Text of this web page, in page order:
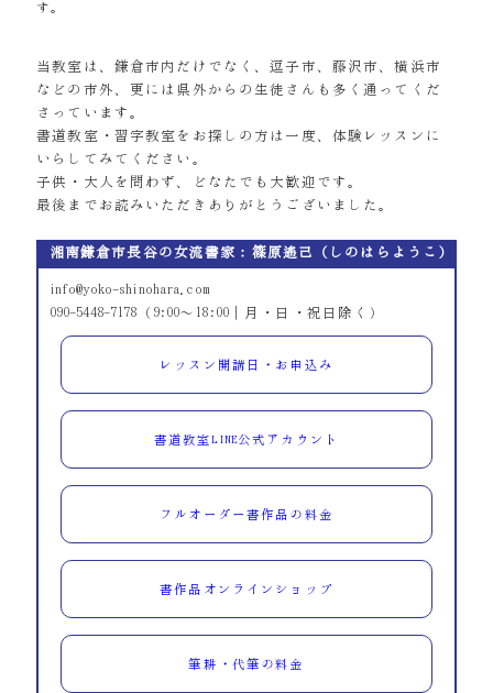
す。
当教室は、鎌倉市内だけでなく、逗子市、藤沢市、横浜市
などの市外、更には県外からの生徒さんも多く通ってくだ
さっています。
書道教室・習字教室をお探しの方は一度、体験レッスンに
いらしてみてください。
子供・大人を問わず、どなたでも大歓迎です。
最後までお読みいただきありがとうございました。
湘南鎌倉市長谷の女流書家：篠原遙己（しのはらようこ）
info@yoko-shinohara.com
090-5448-7178（9:00～18:00｜月・日・祝日除く）
レッスン開講日・お申込み
書道教室LINE公式アカウント
フルオーダー書作品の料金
書作品オンラインショップ
筆耕・代筆の料金